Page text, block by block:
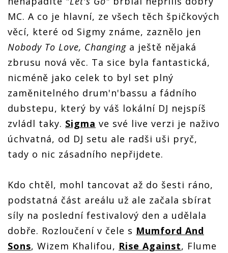
MC. A co je hlavní, ze všech těch špičkových
věcí, které od Sigmy známe, zaznělo jen
Nobody To Love, Changing a ještě nějaká
zbrusu nová věc. Ta sice byla fantastická,
nicméně jako celek to byl set plný
zaměnitelného drum'n'bassu a fádního
dubstepu, který by váš lokální DJ nejspíš
zvládl taky. Sigma ve své live verzi je naživo
úchvatná, od DJ setu ale radši uši pryč,
tady o nic zásadního nepřijdete.
Kdo chtěl, mohl tancovat až do šesti ráno,
podstatná část areálu už ale začala sbírat
síly na poslední festivalový den a udělala
dobře. Rozloučení v čele s Mumford And
Sons, Wizem Khalifou, Rise Against, Flume